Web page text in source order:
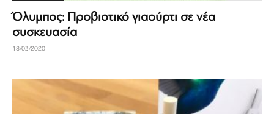
Όλυμπος: Προβιοτικό γιαούρτι σε νέα
συσκευασία
18/03/2020